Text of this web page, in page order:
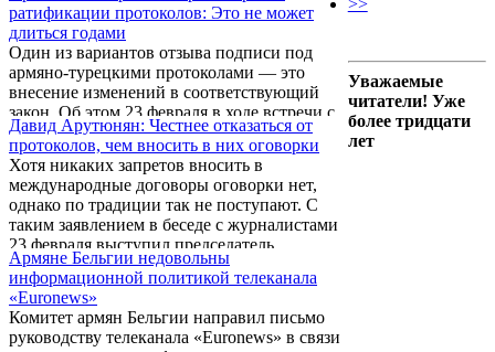
ратификации протоколов: Это не может
длиться годами
Один из вариантов отзыва подписи под
армяно-турецкими протоколами — это
внесение изменений в соответствующий
закон. Об этом 23 февраля в ходе встречи с
журналистами заявил председатель
постоянной Комиссии по государственно-
правовым вопросам Национального
Собрания Давид Арутюнян.
Давид Арутюнян: Честнее отказаться от
протоколов, чем вносить в них оговорки
Хотя никаких запретов вносить в
международные договоры оговорки нет,
однако по традиции так не поступают. С
таким заявлением в беседе с журналистами
23 февраля выступил председатель
постоянной Комиссии парламента Армении
по государственно-правовым вопросам
Давид Арутюнян.
Армяне Бельгии недовольны
информационной политикой телеканала
«Euronews»
Комитет армян Бельгии направил письмо
руководству телеканала «Euronews» в связи
>>
Уважаемые
читатели! Уже
более тридцати
лет